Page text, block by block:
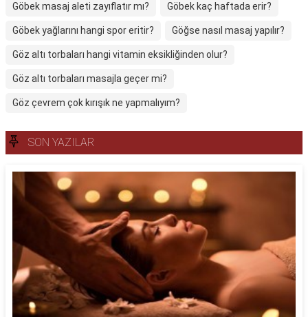
Göbek masaj aleti zayıflatır mı? Göbek kaç haftada erir?
Göbek yağlarını hangi spor eritir? Göğse nasıl masaj yapılır?
Göz altı torbaları hangi vitamin eksikliğinden olur?
Göz altı torbaları masajla geçer mi?
Göz çevrem çok kırışık ne yapmalıyım?
SON YAZILAR